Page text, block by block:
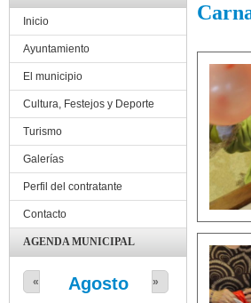
Inicio
Ayuntamiento
El municipio
Cultura, Festejos y Deporte
Turismo
Galerías
Perfil del contratante
Contacto
AGENDA MUNICIPAL
Agosto
« »